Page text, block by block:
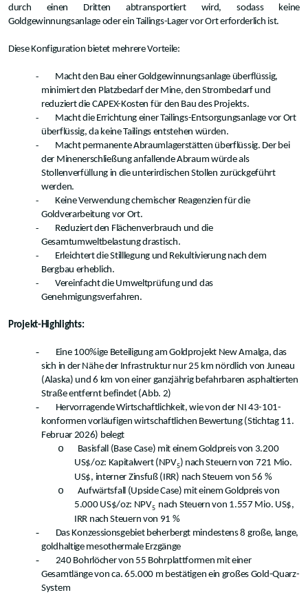
durch einen Dritten abtransportiert wird, sodass keine
Goldgewinnungsanlage oder ein Tailings-Lager vor Ort erforderlich ist.
Diese Konfiguration bietet mehrere Vorteile:
-
Macht den Bau einer Goldgewinnungsanlage überflüssig,
minimiert den Platzbedarf der Mine, den Strombedarf und
reduziert die CAPEX-Kosten für den Bau des Projekts.
-
Macht die Errichtung einer Tailings-Entsorgungsanlage vor Ort
überflüssig, da keine Tailings entstehen würden.
-
Macht permanente Abraumlagerstätten überflüssig. Der bei
der Minenerschließung anfallende Abraum würde als
Stollenverfüllung in die unterirdischen Stollen zurückgeführt
werden.
-
Keine Verwendung chemischer Reagenzien für die
Goldverarbeitung vor Ort.
-
Reduziert den Flächenverbrauch und die
Gesamtumweltbelastung drastisch.
-
Erleichtert die Stilllegung und Rekultivierung nach dem
Bergbau erheblich.
-
Vereinfacht die Umweltprüfung und das
Genehmigungsverfahren.
Projekt-Highlights:
-
Eine 100%ige Beteiligung am Goldprojekt New Amalga, das
sich in der Nähe der Infrastruktur nur 25 km nördlich von Juneau
(Alaska) und 6 km von einer ganzjährig befahrbaren asphaltierten
Straße entfernt befindet (Abb. 2)
-
Hervorragende Wirtschaftlichkeit, wie von der NI 43-101-
konformen vorläufigen wirtschaftlichen Bewertung (Stichtag 11.
Februar 2026) belegt
o
Basisfall (Base Case) mit einem Goldpreis von 3.200
US$/oz: Kapitalwert (NPV5) nach Steuern von 721 Mio.
US$, interner Zinsfuß (IRR) nach Steuern von 56 %
o
Aufwärtsfall (Upside Case) mit einem Goldpreis von
5.000 US$/oz: NPV5 nach Steuern von 1.557 Mio. US$,
IRR nach Steuern von 91 %
-
Das Konzessionsgebiet beherbergt mindestens 8 große, lange,
goldhaltige mesothermale Erzgänge
-
240 Bohrlöcher von 55 Bohrplattformen mit einer
Gesamtlänge von ca. 65.000 m bestätigen ein großes Gold-Quarz-
System